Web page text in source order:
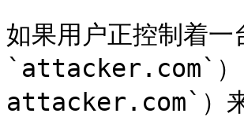
如果用户正控制着
`attacker.com`）
attacker.com`）来